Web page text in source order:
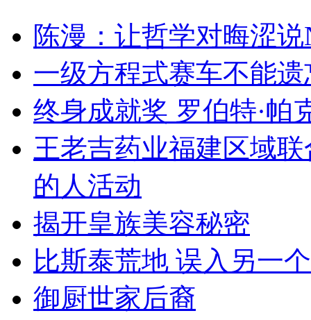
陈漫：让哲学对晦涩说
一级方程式赛车不能
终身成就奖 罗伯特·帕
王老吉药业福建区域
的人活动
揭开皇族美容秘密
比斯泰荒地 误入另一
御厨世家后裔